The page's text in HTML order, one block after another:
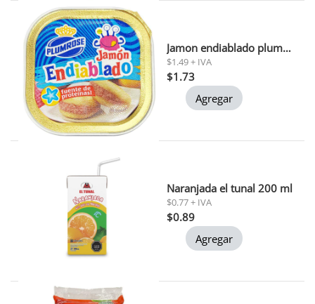
Jamon endiablado plumrose 60g
$1.49 + IVA
$1.73
Agregar
Naranjada el tunal 200 ml
$0.77 + IVA
$0.89
Agregar